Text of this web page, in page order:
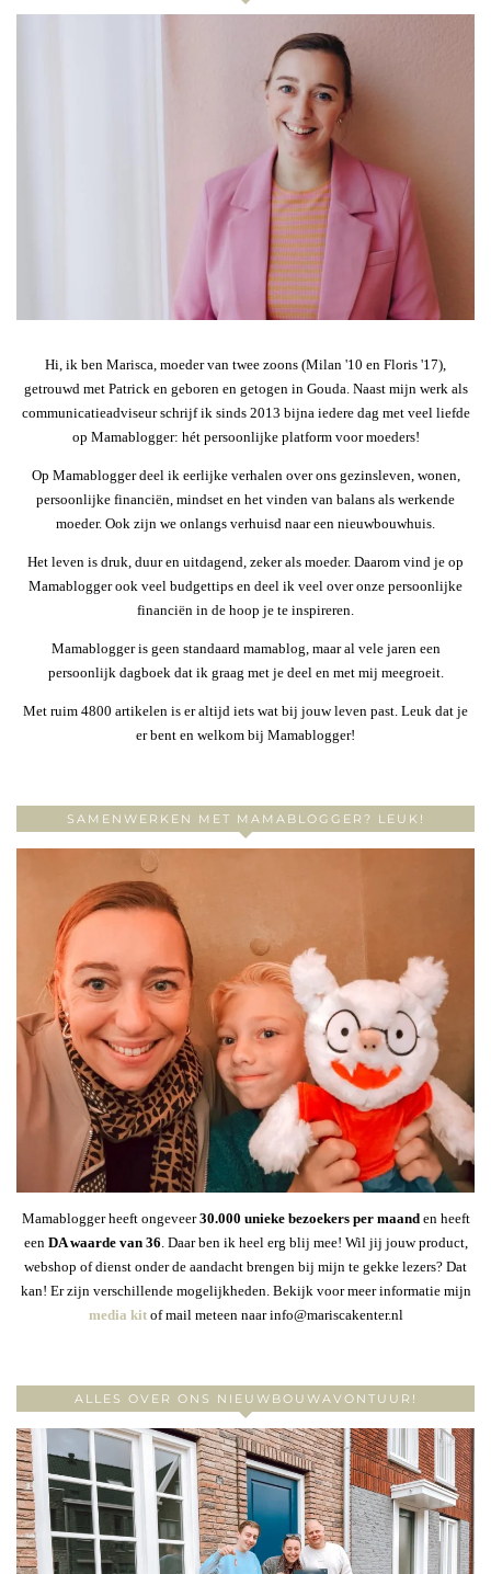
Hi, ik ben Marisca, moeder van twee zoons (Milan '10 en Floris '17),
getrouwd met Patrick en geboren en getogen in Gouda. Naast mijn werk als
communicatieadviseur schrijf ik sinds 2013 bijna iedere dag met veel liefde
op Mamablogger: hét persoonlijke platform voor moeders!
Op Mamablogger deel ik eerlijke verhalen over ons gezinsleven, wonen,
persoonlijke financiën, mindset en het vinden van balans als werkende
moeder. Ook zijn we onlangs verhuisd naar een nieuwbouwhuis.
Het leven is druk, duur en uitdagend, zeker als moeder. Daarom vind je op
Mamablogger ook veel budgettips en deel ik veel over onze persoonlijke
financiën in de hoop je te inspireren.
Mamablogger is geen standaard mamablog, maar al vele jaren een
persoonlijk dagboek dat ik graag met je deel en met mij meegroeit.
Met ruim 4800 artikelen is er altijd iets wat bij jouw leven past. Leuk dat je
er bent en welkom bij Mamablogger!
SAMENWERKEN MET MAMABLOGGER? LEUK!
Mamablogger heeft ongeveer30.000 unieke bezoekers per maanden heeft
een DA waarde van 36 . Daar ben ik heel erg blij mee! Wil jij jouw product,
webshop of dienst onder de aandacht brengen bij mijn te gekke lezers? Dat
kan! Er zijn verschillende mogelijkheden. Bekijk voor meer informatie mijn
media kitof mail meteen naar info@mariscakenter.nl
ALLES OVER ONS NIEUWBOUWAVONTUUR!